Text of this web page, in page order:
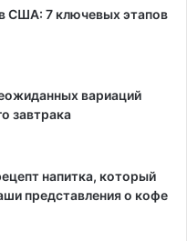
США: 7 ключевых этапов
вариаций
завтрака
напитка, который
представления о кофе